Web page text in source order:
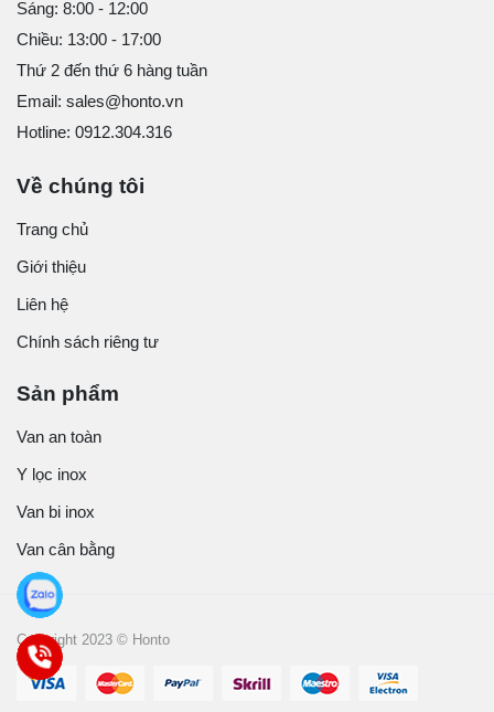
Sáng: 8:00 - 12:00
Chiều: 13:00 - 17:00
Thứ 2 đến thứ 6 hàng tuần
Email: sales@honto.vn
Hotline: 0912.304.316
Về chúng tôi
Trang chủ
Giới thiệu
Liên hệ
Chính sách riêng tư
Sản phẩm
Van an toàn
Y lọc inox
Van bi inox
Van cân bằng
Copyright 2023 © Honto